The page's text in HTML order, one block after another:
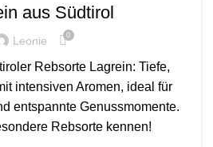
aus Südtirol
Leonie 0
Rebsorte Lagrein: Tiefe,
intensiven Aromen, ideal für
entspannte Genussmomente.
Rebsorte kennen!